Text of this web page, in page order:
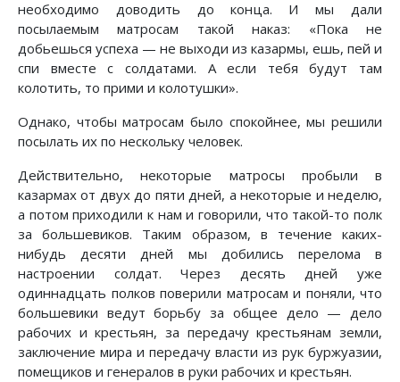
необходимо доводить до конца. И мы дали
посылаемым матросам такой наказ: «Пока не
добьешься успеха — не выходи из казармы, ешь, пей и
спи вместе с солдатами. А если тебя будут там
колотить, то прими и колотушки».
Однако, чтобы матросам было спокойнее, мы решили
посылать их по нескольку человек.
Действительно, некоторые матросы пробыли в
казармах от двух до пяти дней, а некоторые и неделю,
а потом приходили к нам и говорили, что такой-то полк
за большевиков. Таким образом, в течение каких-
нибудь десяти дней мы добились перелома в
настроении солдат. Через десять дней уже
одиннадцать полков поверили матросам и поняли, что
большевики ведут борьбу за общее дело — дело
рабочих и крестьян, за передачу крестьянам земли,
заключение мира и передачу власти из рук буржуазии,
помещиков и генералов в руки рабочих и крестьян.